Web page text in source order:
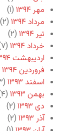
مهر ۱۳۹۴
(۱)
مرداد ۱۳۹۴
(۲)
تیر ۱۳۹۴
(۲)
خرداد ۱۳۹۴
(۷)
اردیبهشت ۱۳۹۴
فروردین ۱۳۹۴
اسفند ۱۳۹۳
(۳)
بهمن ۱۳۹۳
(۴)
دی ۱۳۹۳
(۲)
آذر ۱۳۹۳
(۲)